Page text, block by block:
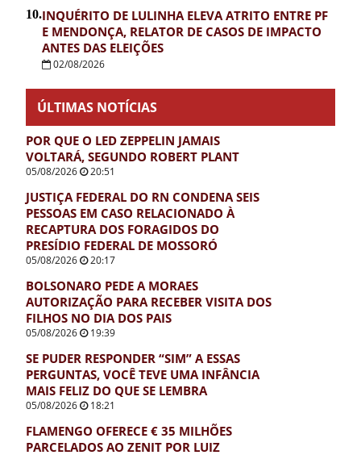
10.INQUÉRITO DE LULINHA ELEVA ATRITO ENTRE PF
E MENDONÇA, RELATOR DE CASOS DE IMPACTO
ANTES DAS ELEIÇÕES
02/08/2026
ÚLTIMAS NOTÍCIAS
POR QUE O LED ZEPPELIN JAMAIS
VOLTARÁ, SEGUNDO ROBERT PLANT
05/08/2026 20:51
JUSTIÇA FEDERAL DO RN CONDENA SEIS
PESSOAS EM CASO RELACIONADO À
RECAPTURA DOS FORAGIDOS DO
PRESÍDIO FEDERAL DE MOSSORÓ
05/08/2026 20:17
BOLSONARO PEDE A MORAES
AUTORIZAÇÃO PARA RECEBER VISITA DOS
FILHOS NO DIA DOS PAIS
05/08/2026 19:39
SE PUDER RESPONDER “SIM” A ESSAS
PERGUNTAS, VOCÊ TEVE UMA INFÂNCIA
MAIS FELIZ DO QUE SE LEMBRA
05/08/2026 18:21
FLAMENGO OFERECE € 35 MILHÕES
PARCELADOS AO ZENIT POR LUIZ